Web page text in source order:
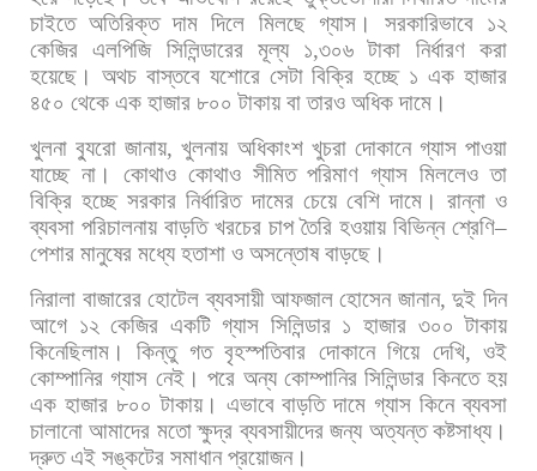
চাইতে অতিরিক্ত দাম দিলে মিলছে গ্যাস। সরকারিভাবে ১২
কেজির এলপিজি সিলিন্ডারের মূল্য ১,৩০৬ টাকা নির্ধারণ করা
হয়েছে। অথচ বাস্তবে যশোরে সেটা বিক্রি হচ্ছে ১ এক হাজার
৪৫০ থেকে এক হাজার ৮০০ টাকায় বা তারও অধিক দামে।
খুলনা ব্যুরো জানায়,খুলনায় অধিকাংশ খুচরা দোকানে গ্যাস পাওয়া
যাচ্ছে না। কোথাও কোথাও সীমিত পরিমাণ গ্যাস মিললেও তা
বিক্রি হচ্ছে সরকার নির্ধারিত দামের চেয়ে বেশি দামে। রান্না ও
ব্যবসা পরিচালনায় বাড়তি খরচের চাপ তৈরি হওয়ায় বিভিন্ন শ্রেণি–
পেশার মানুষের মধ্যে হতাশা ও অসন্তোষ বাড়ছে।
নিরালা বাজারের হোটেল ব্যবসায়ী আফজাল হোসেন জানান,দুই দিন
আগে ১২ কেজির একটি গ্যাস সিলিন্ডার ১ হাজার ৩০০ টাকায়
কিনেছিলাম।
কিন্তু গত বৃহস্পতিবার দোকানে গিয়ে দেখি,ওই
কোম্পানির গ্যাস নেই। পরে অন্য কোম্পানির সিলিন্ডার কিনতে হয়
এক হাজার ৮০০ টাকায়। এভাবে বাড়তি দামে গ্যাস কিনে ব্যবসা
চালানো আমাদের মতো ক্ষুদ্র ব্যবসায়ীদের জন্য অত্যন্ত কষ্টসাধ্য।
দ্রুত এই সঙ্কটের সমাধান প্রয়োজন।